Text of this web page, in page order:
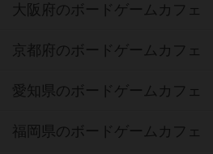
大阪府のボードゲームカフェ
京都府のボードゲームカフェ
愛知県のボードゲームカフェ
福岡県のボードゲームカフェ